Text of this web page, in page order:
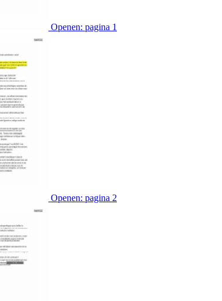
Openen: pagina 1
Openen: pagina 2